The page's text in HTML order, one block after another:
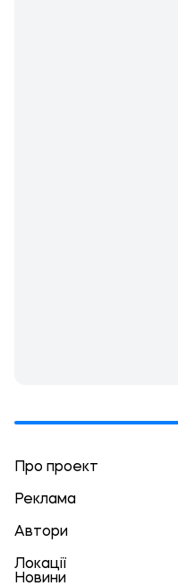
Про проект
Реклама
Автори
Локації
Новини